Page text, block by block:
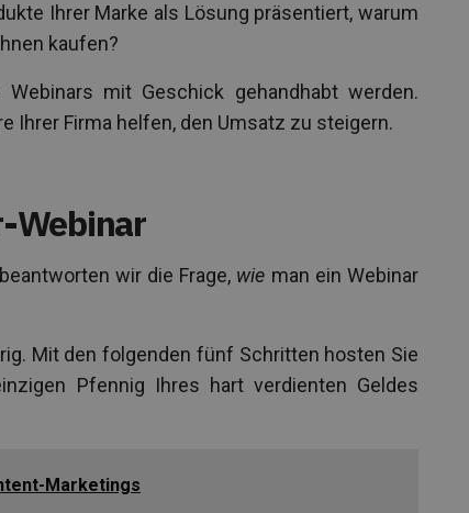
Ihrer Marke als Lösung präsentiert, warum
kaufen?
mit Geschick gehandhabt werden.
Ihrer Firma helfen, den Umsatz zu steigern.
Webinar
wir die Frage, wie man ein Webinar
Mit den folgenden fünf Schritten hosten Sie
Pfennig Ihres hart verdienten Geldes
Marketings